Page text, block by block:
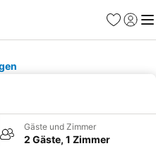
Favoriten
Gäste und Zimmer
2 Gäste, 1 Zimmer